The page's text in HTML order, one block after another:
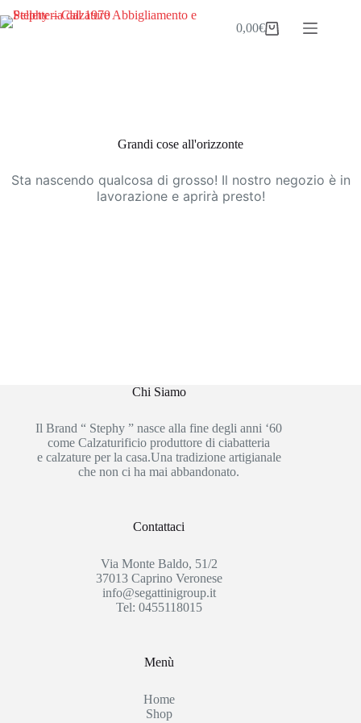
al
Carrello
0,00€
Grandi cose all'orizzonte
Sta nascendo qualcosa di grosso! Il nostro negozio è in
lavorazione e aprirà presto!
Chi Siamo
Il Brand “ Stephy ” nasce alla fine degli anni ‘60
come Calzaturificio produttore di ciabatteria
e calzature per la casa.Una tradizione artigianale
che non ci ha mai abbandonato.
Contattaci
Via Monte Baldo, 51/2
37013 Caprino Veronese
info@segattinigroup.it
Tel: 0455118015
Menù
Home
Shop